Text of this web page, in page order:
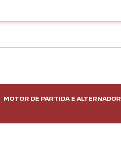
MOTOR DE PARTIDA E ALTERNADOR